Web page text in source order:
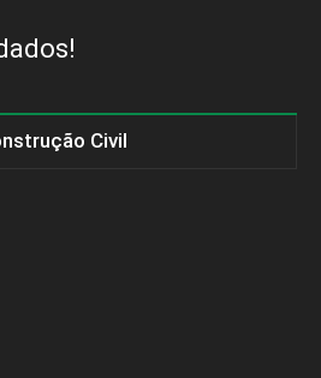
Civil